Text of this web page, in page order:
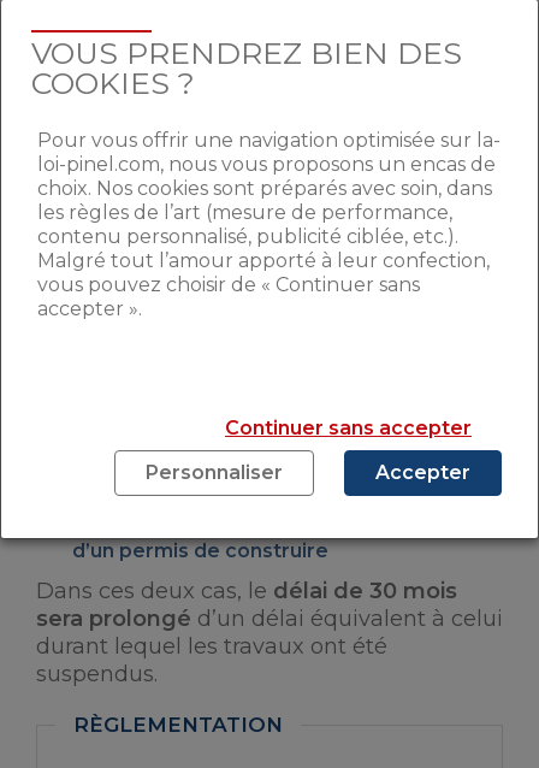
a publiéun nouveau rescrit relatif à ce
délailégal d’achèvement des travaux. Elle
accepte que dans certains cas de
prolongé. Il s’agit de
situationscomplètement indépendantes
de la volonté des investisseurs,
imprévisibleset quiempêchent la
poursuite des travaux.
On retiendra deux grands cas de « force
publique permettant de desservir le
chantier
Lorsque les travaux sont interrompus
d’un permis de construire
Dans ces deux cas, le délai de 30 mois
sera prolongé d’un délai équivalent à celui
durant lequel les travaux ont été
suspendus.
VOUS PRENDREZ BIEN DES
COOKIES ?
Pour vous offrir une navigation optimisée sur la-
loi-pinel.com, nous vous proposons un encas de
choix. Nos cookies sont préparés avec soin, dans
les règles de l’art (mesure de performance,
contenu personnalisé, publicité ciblée, etc.).
Malgré tout l’amour apporté à leur confection,
vous pouvez choisir de « Continuer sans
accepter ».
Continuer sans accepter
Personnaliser
Accepter